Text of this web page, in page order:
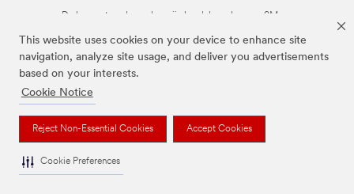
This website uses cookies on your device to enhance site
navigation, analyze site usage, and deliver you advertisements
based on your interests.
Cookie Notice
Reject Non-Essential Cookies Accept Cookies
Cookie Preferences
De bovenstaande merken zijn handelsmerken van 3M.we